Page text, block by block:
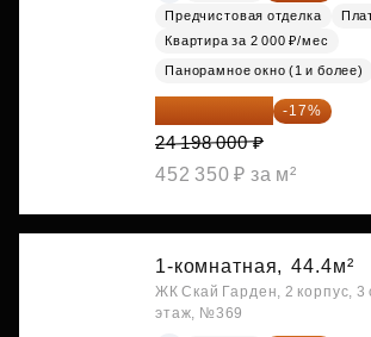
Предчистовая отделка
Квартира за 2 000 ₽/мес
Панорамное окно (1 и более)
20 084 340 ₽ -17%
24 198 000 ₽
452 350 ₽ за м²
1-комнатная, 44.4м²
ЖК Скай Гарден, 2 корпус, 3
этаж, №369